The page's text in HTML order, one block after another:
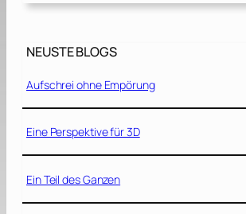
NEUSTE BLOGS
Aufschrei ohne Empörung
Eine Perspektive für 3D
Ein Teil des Ganzen